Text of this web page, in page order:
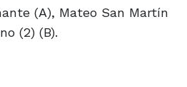
(A), Mateo San Martín
(2) (B).